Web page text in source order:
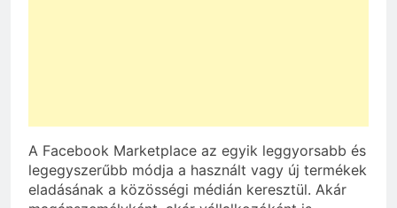
A Facebook Marketplace az egyik leggyorsabb és
legegyszerűbb módja a használt vagy új termékek
eladásának a közösségi médián keresztül. Akár